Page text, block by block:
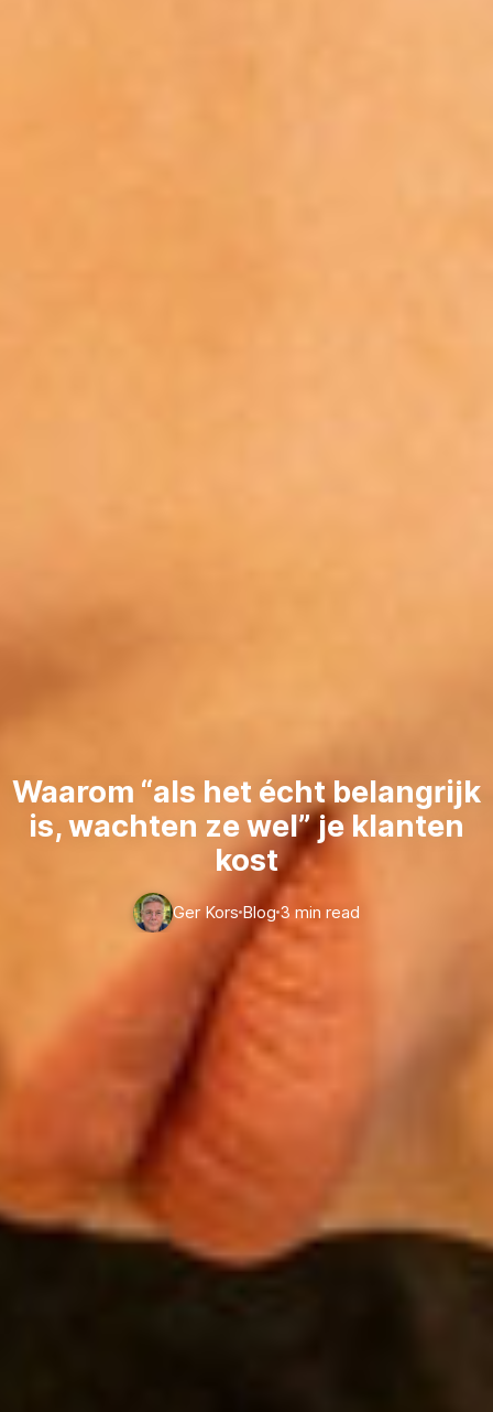
Waarom “als het écht belangrijk
is, wachten ze wel” je klanten
kost
Ger Kors Blog 3 min read